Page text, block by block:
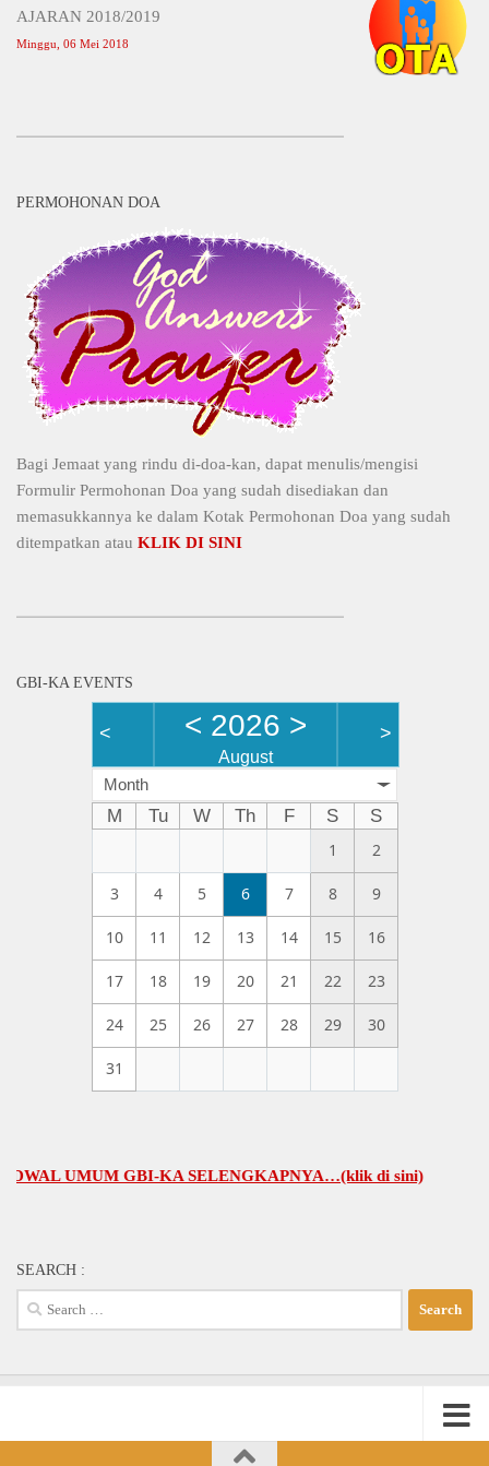
AJARAN 2018/2019
Minggu, 06 Mei 2018
PERMOHONAN DOA
Bagi Jemaat yang rindu di-doa-kan, dapat menulis/mengisi
Formulir Permohonan Doa yang sudah disediakan dan
memasukkannya ke dalam Kotak Permohonan Doa yang sudah
ditempatkan atau KLIK DI SINI
GBI-KA EVENTS
< < 2026 >
August
>
Month
M Tu W Th F S
S
1
2
3 4 5 6 7 8 9
10 11 12 13 14 15 16
17 18 19 20 21 22 23
24 25 26 27 28 29 30
31
UMUM GBI-KA SELENGKAPNYA…(klik di sini)
SEARCH :
Search
for: